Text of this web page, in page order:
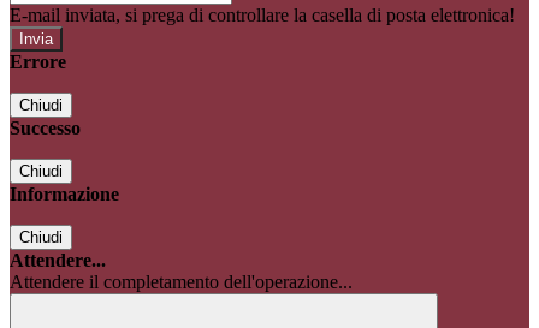
E-mail inviata, si prega di controllare la casella di posta elettronica!
Errore
Chiudi
Successo
Chiudi
Informazione
Chiudi
Attendere...
Attendere il completamento dell'operazione...